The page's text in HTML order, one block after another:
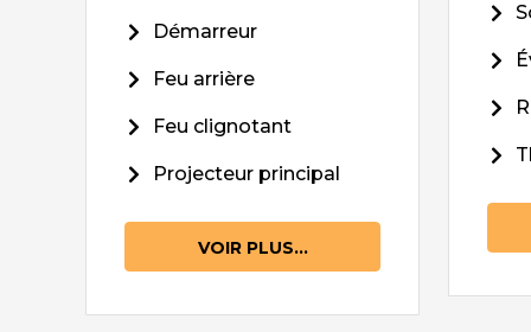
Démarreur
Feu arrière
Feu clignotant
Projecteur principal
VOIR PLUS...